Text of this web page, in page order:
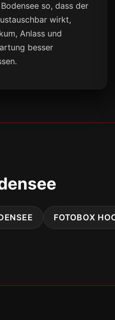
so, dass der
wirkt,
Anlass und
besser
FOTOBOX